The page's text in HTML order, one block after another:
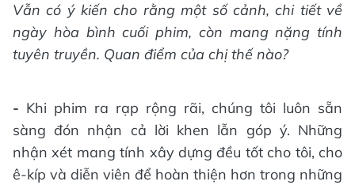
Vẫn có ý kiến cho rằng một số cảnh, chi tiết về
ngày hòa bình cuối phim, còn mang nặng tính
tuyên truyền. Quan điểm của chị thế nào?
- Khi phim ra rạp rộng rãi, chúng tôi luôn sẵn
sàng đón nhận cả lời khen lẫn góp ý. Những
nhận xét mang tính xây dựng đều tốt cho tôi, cho
ê-kíp và diễn viên để hoàn thiện hơn trong những